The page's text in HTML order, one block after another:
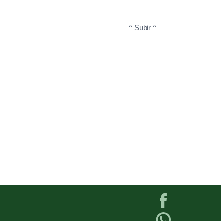
^ Subir ^